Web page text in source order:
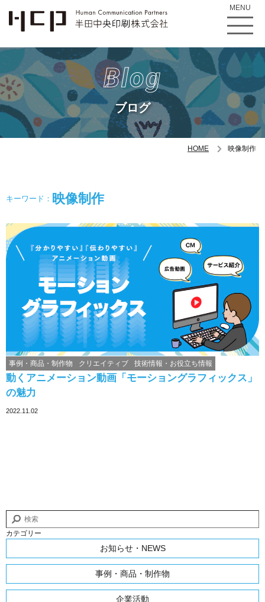
MENU
Blog
ブログ
HOME 映像制作
キーワード： 映像制作
動くアニメーション動画「モーショングラフィックス」
の魅力
事例・商品・制作物 クリエイティブ 技術情報・お役立ち情報
2022.11.02
カテゴリー
お知らせ・NEWS
事例・商品・制作物
企業活動